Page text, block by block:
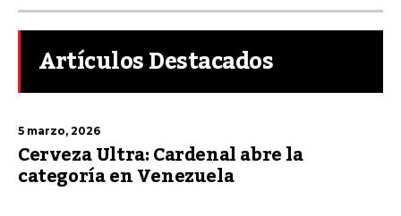
Artículos Destacados
5 marzo, 2026
Cerveza Ultra: Cardenal abre la
categoría en Venezuela